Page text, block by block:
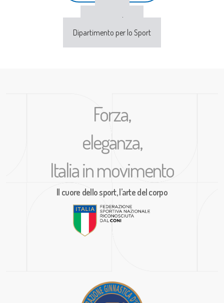
Sport e Salute
Dipartimento per lo Sport
Forza,
eleganza,
Italia in movimento
Il cuore dello sport, l’arte del corpo